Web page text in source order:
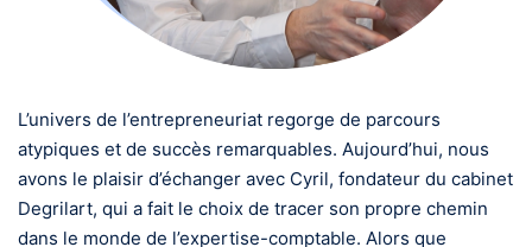
L’univers de l’entrepreneuriat regorge de parcours
atypiques et de succès remarquables. Aujourd’hui, nous
avons le plaisir d’échanger avec Cyril, fondateur du cabinet
Degrilart, qui a fait le choix de tracer son propre chemin
dans le monde de l’expertise-comptable. Alors que